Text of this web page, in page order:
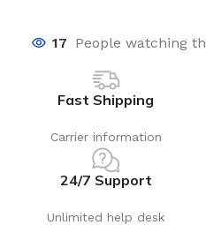
17 People watching
Fast Shipping
Carrier information
24/7 Support
Unlimited help desk